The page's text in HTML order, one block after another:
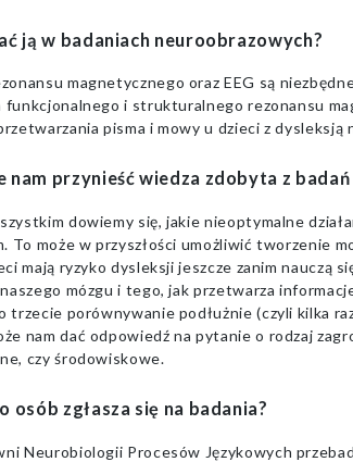
ją w badaniach neuroobrazowych?
magnetycznego oraz EEG są
funkcjonalnego i strukturalnego rezonansu
pisma i mowy u dzieci z
nam przynieść wiedza zdobyta z
dowiemy się, jakie nieoptymalne
To może w przyszłości umożliwić tworzenie
mają ryzyko dysleksji jeszcze zanim nauczą
naszego mózgu i tego, jak przetwarza
trzecie porównywanie podłużnie (czyli kilka
nam dać odpowiedź na pytanie o rodzaj
czy środowiskowe.
osób zgłasza się na badania?
Neurobiologii Procesów Językowych